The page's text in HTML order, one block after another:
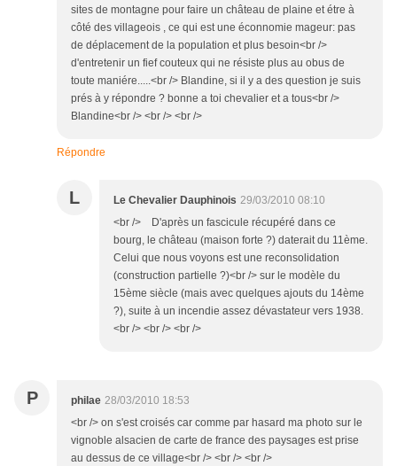
sites de montagne pour faire un château de plaine et étre à
côté des villageois , ce qui est une éconnomie mageur: pas
de déplacement de la population et plus besoin<br />
d'entretenir un fief couteux qui ne résiste plus au obus de
toute maniére.....<br /> Blandine, si il y a des question je suis
prés à y répondre ? bonne a toi chevalier et a tous<br />
Blandine<br /> <br /> <br />
Répondre
L Le Chevalier Dauphinois 29/03/2010 08:10
<br /> D'après un fascicule récupéré dans ce
bourg, le château (maison forte ?) daterait du 11ème.
Celui que nous voyons est une reconsolidation
(construction partielle ?)<br /> sur le modèle du
15ème siècle (mais avec quelques ajouts du 14ème
?), suite à un incendie assez dévastateur vers 1938.
<br /> <br /> <br />
P philae 28/03/2010 18:53
<br /> on s'est croisés car comme par hasard ma photo sur le
vignoble alsacien de carte de france des paysages est prise
au dessus de ce village<br /> <br /> <br />